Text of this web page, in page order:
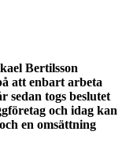
Bertilsson
att enbart arbeta
sedan togs beslutet
och idag kan
en omsättning